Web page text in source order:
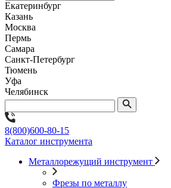
Екатеринбург
Казань
Москва
Пермь
Самара
Санкт-Петербург
Тюмень
Уфа
Челябинск
8(800)600-80-15
Каталог инструмента
Металлорежущий инструмент
Фрезы по металлу